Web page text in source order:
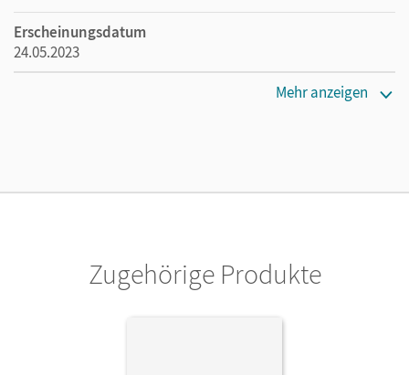
Erscheinungsdatum
24.05.2023
Mehr anzeigen
Zugehörige Produkte